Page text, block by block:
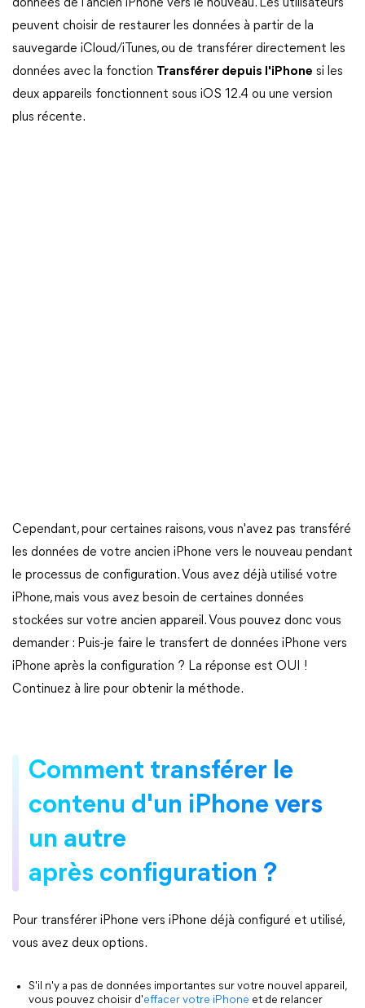
données de l'ancien iPhone vers le nouveau. Les utilisateurs
peuvent choisir de restaurer les données à partir de la
sauvegarde iCloud/iTunes, ou de transférer directement les
données avec la fonction Transférer depuis l'iPhone si les
deux appareils fonctionnent sous iOS 12.4 ou une version
plus récente.
Cependant, pour certaines raisons, vous n'avez pas transféré
les données de votre ancien iPhone vers le nouveau pendant
le processus de configuration. Vous avez déjà utilisé votre
iPhone, mais vous avez besoin de certaines données
stockées sur votre ancien appareil. Vous pouvez donc vous
demander : Puis-je faire le transfert de données iPhone vers
iPhone après la configuration ? La réponse est OUI !
Continuez à lire pour obtenir la méthode.
Comment transférer le
contenu d'un iPhone vers
un autre
après configuration ?
Pour transférer iPhone vers iPhone déjà configuré et utilisé,
vous avez deux options.
S'il n'y a pas de données importantes sur votre nouvel appareil,
vous pouvez choisir d'effacer votre iPhone et de relancer